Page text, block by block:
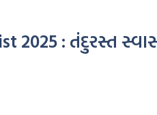
2025 : તંદુરસ્ત